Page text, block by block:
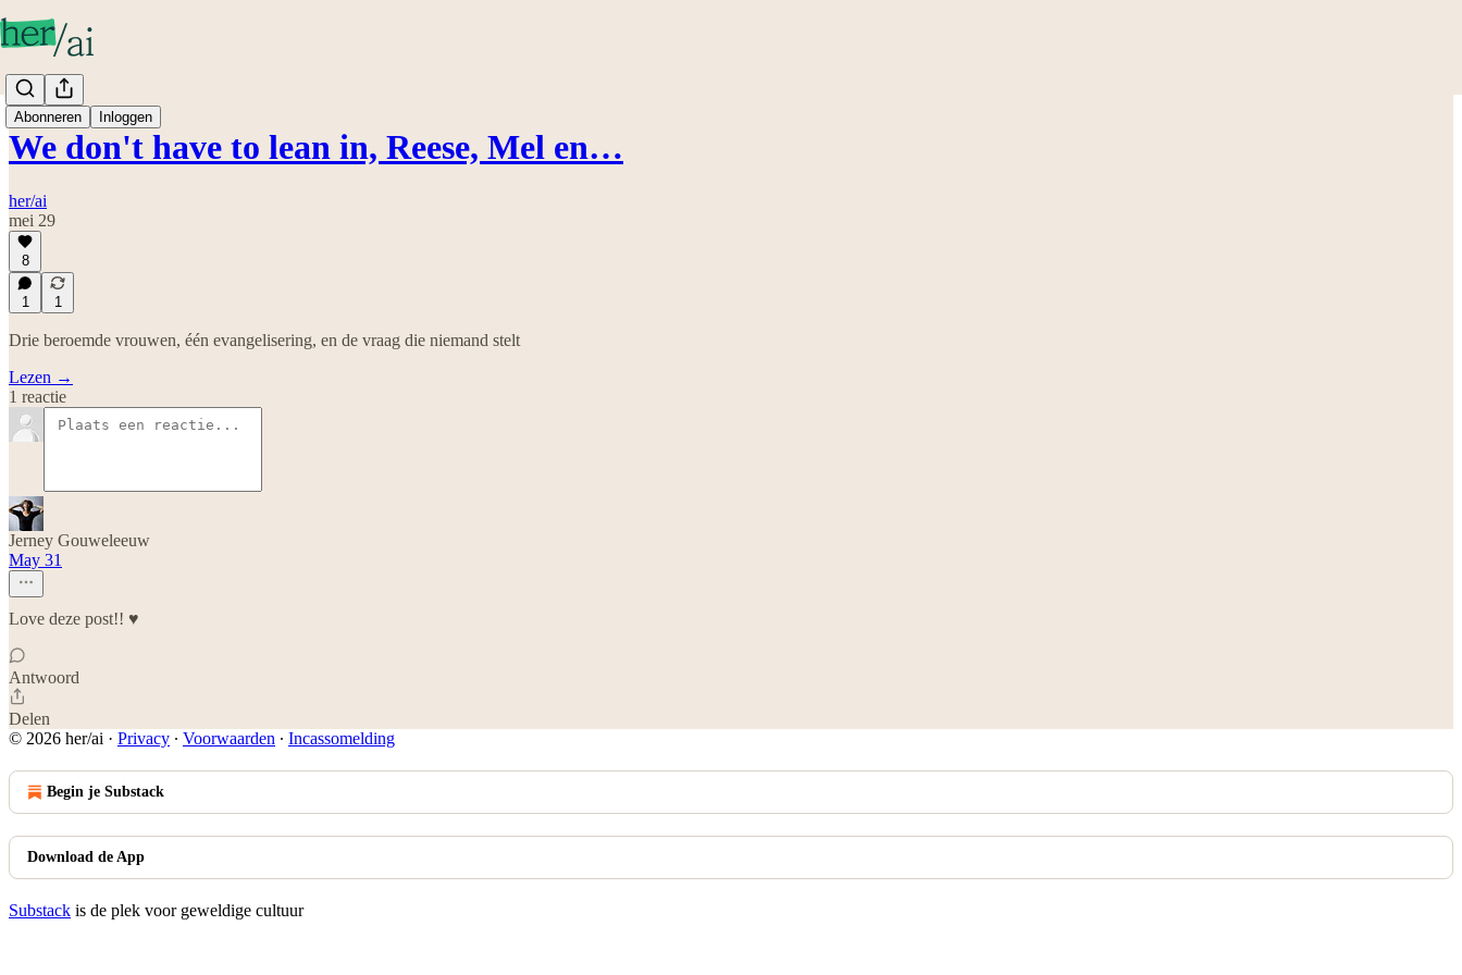
Abonneren Inloggen
We don't have to lean in, Reese, Mel en…
her/ai
mei 29
8
1 1
Drie beroemde vrouwen, één evangelisering, en de vraag die niemand stelt
Lezen →
1 reactie
Jerney Gouweleeuw
May 31
Love deze post!! ♥️
Antwoord
Delen
© 2026 her/ai · Privacy ∙ Voorwaarden ∙ Incassomelding
Begin je Substack
Download de App
Substack is de plek voor geweldige cultuur